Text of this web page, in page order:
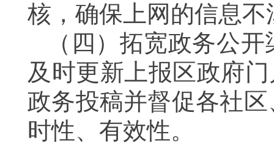
核，确保上网的信息
（四）拓宽政务公
及时更新上报区政府
政务投稿并督促各社
时性、有效性。